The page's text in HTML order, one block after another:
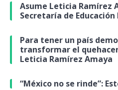
Asume Leticia Ramírez
Secretaría de Educación
Para tener un país
transformar el
Leticia Ramírez Amaya
“México no se rinde”: